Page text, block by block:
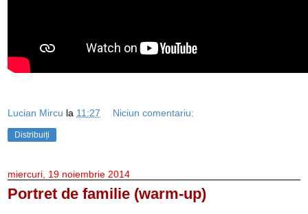
Lucian Mircu la 11:27 Niciun comentariu:
Distribuiți
miercuri, 19 noiembrie 2014
Portret de familie (warm-up)